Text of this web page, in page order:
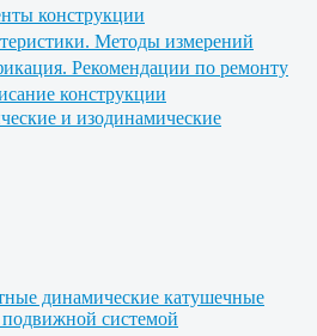
конструкции
Методы измерений
Рекомендации по ремонту
конструкции
и изодинамические
динамические катушечные
системой